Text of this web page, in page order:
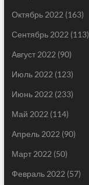
Октябрь 2022 (163)
Сентябрь 2022 (113)
Август 2022 (90)
Июль 2022 (123)
Июнь 2022 (233)
Май 2022 (114)
Апрель 2022 (90)
Март 2022 (50)
Февраль 2022 (57)